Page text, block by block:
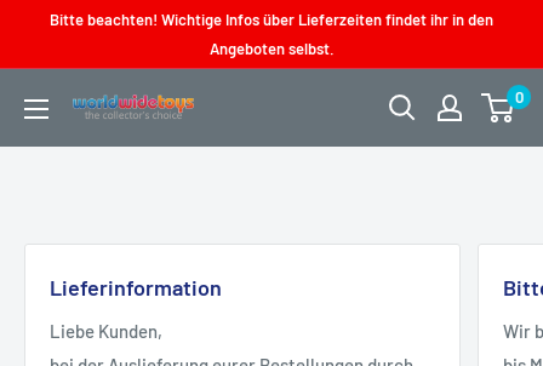
Bitte beachten! Wichtige Infos über Lieferzeiten findet ihr in den
Angeboten selbst.
worldwidetoys
0
Lieferinformation
Liebe Kunden,
Wir